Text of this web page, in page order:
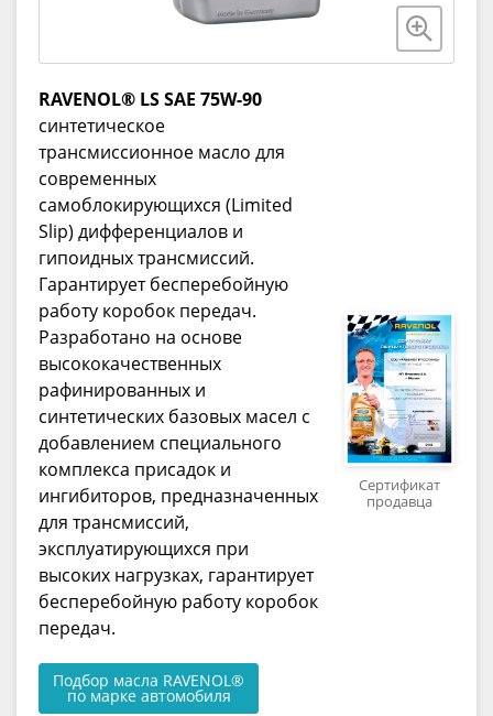
RAVENOL® LS SAE 75W-90
синтетическое
трансмиссионное масло для
современных
самоблокирующихся (Limited
Slip) дифференциалов и
гипоидных трансмиссий.
Гарантирует бесперебойную
работу коробок передач.
Разработано на основе
высококачественных
рафинированных и
синтетических базовых масел с
добавлением специального
комплекса присадок и
ингибиторов, предназначенных
для трансмиссий,
эксплуатирующихся при
высоких нагрузках, гарантирует
бесперебойную работу коробок
передач.
Подбор масла RAVENOL®
по марке автомобиля
Сертификат
продавца